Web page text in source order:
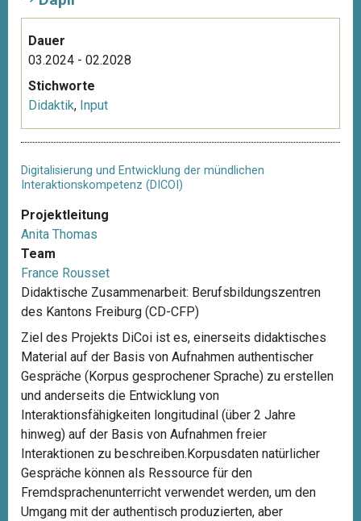
Dauer
03.2024 - 02.2028
Stichworte
Didaktik, Input
Digitalisierung und Entwicklung der mündlichen
Interaktionskompetenz (DICOI)
Projektleitung
Anita Thomas
Team
France Rousset
Didaktische Zusammenarbeit: Berufsbildungszentren
des Kantons Freiburg (CD-CFP)
Ziel des Projekts DiCoi ist es, einerseits didaktisches
Material auf der Basis von Aufnahmen authentischer
Gespräche (Korpus gesprochener Sprache) zu erstellen
und anderseits die Entwicklung von
Interaktionsfähigkeiten longitudinal (über 2 Jahre
hinweg) auf der Basis von Aufnahmen freier
Interaktionen zu beschreiben.Korpusdaten natürlicher
Gespräche können als Ressource für den
Fremdsprachenunterricht verwendet werden, um den
Umgang mit der authentisch produzierten, aber